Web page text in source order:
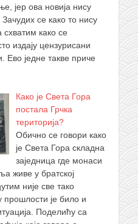
јер ова новија нису
се како то нису
како се
издају цензурисани
Ево једне такве приче
Како је Света Гора
постала Грчка
територија?
Обично се говори како
је Света Гора складна
заједница где монаси
живе у братској
није све тако
прошлости је било и
Поделићу са